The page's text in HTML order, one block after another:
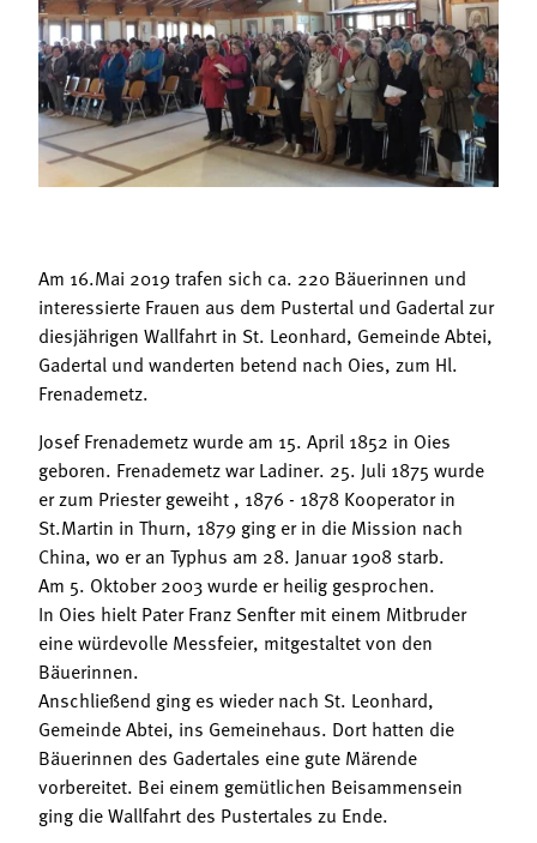
Mitgliedschaft
Landessekretariat
Bäuerliche Buffets
Hofgeschichten
Am 16.Mai 2019 trafen sich ca. 220 Bäuerinnen und
interessierte Frauen aus dem Pustertal und Gadertal zur
diesjährigen Wallfahrt in St. Leonhard, Gemeinde Abtei,
Gadertal und wanderten betend nach Oies, zum Hl.
Frenademetz.
Josef Frenademetz wurde am 15. April 1852 in Oies
geboren. Frenademetz war Ladiner. 25. Juli 1875 wurde
er zum Priester geweiht , 1876 - 1878 Kooperator in
St.Martin in Thurn, 1879 ging er in die Mission nach
China, wo er an Typhus am 28. Januar 1908 starb.
Am 5. Oktober 2003 wurde er heilig gesprochen.
In Oies hielt Pater Franz Senfter mit einem Mitbruder
eine würdevolle Messfeier, mitgestaltet von den
Bäuerinnen.
Anschließend ging es wieder nach St. Leonhard,
Gemeinde Abtei, ins Gemeinehaus. Dort hatten die
Bäuerinnen des Gadertales eine gute Märende
vorbereitet. Bei einem gemütlichen Beisammensein
ging die Wallfahrt des Pustertales zu Ende.